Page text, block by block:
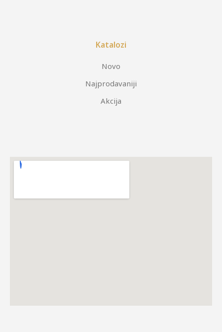
Katalozi
Novo
Najprodavaniji
Akcija